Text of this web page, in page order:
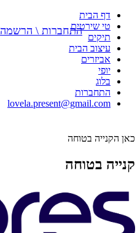
דף הבית
טי שירטים
תיקים
עיצוב הבית
אביזרים
יופי
בלוג
התחברות
lovela.present@gmail.com
כאן הקנייה בטוחה
קנייה בטוחה
התחברות \ הרשמה